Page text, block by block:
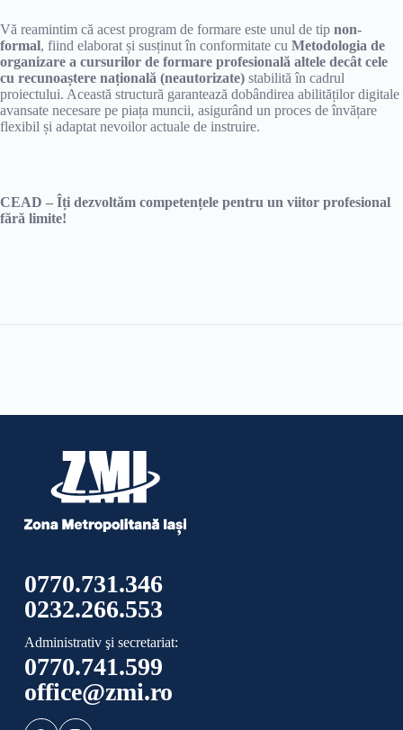
Vă reamintim că acest program de formare este unul de tip non-
formal, fiind elaborat și susținut în conformitate cu Metodologia de
organizare a cursurilor de formare profesională altele decât cele
cu recunoaștere națională (neautorizate) stabilită în cadrul
proiectului. Această structură garantează dobândirea abilităților digitale
avansate necesare pe piața muncii, asigurând un proces de învățare
flexibil și adaptat nevoilor actuale de instruire.
CEAD – Îți dezvoltăm competențele pentru un viitor profesional
fără limite!
0770.731.346
0232.266.553
Administrativ şi secretariat:
0770.741.599
office@zmi.ro